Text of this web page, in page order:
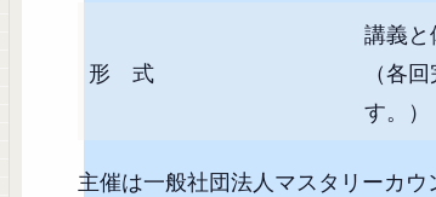
形 式
講義
（各
す。）
主催は一般社団法人マスタリーカウ